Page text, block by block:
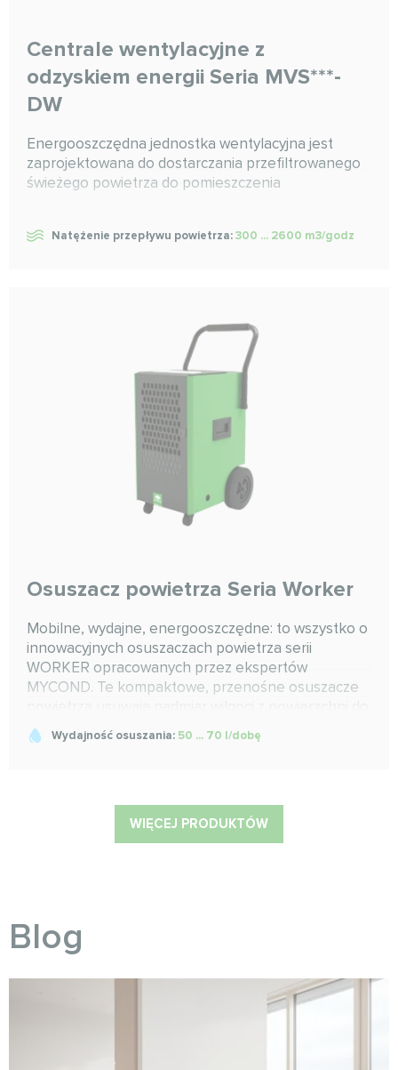
Centrale wentylacyjne z
odzyskiem energii Seria MVS***-
DW
Energooszczędna jednostka wentylacyjna jest
zaprojektowana do dostarczania przefiltrowanego
świeżego powietrza do pomieszczenia
Natężenie przepływu powietrza:300 ... 2600 m3/godz
Osuszacz powietrza Seria Worker
Mobilne, wydajne, energooszczędne: to wszystko o
innowacyjnych osuszaczach powietrza serii
WORKER opracowanych przez ekspertów
MYCOND. Te kompaktowe, przenośne osuszacze
250 m2, oferując jednocześnie niskie zużycie
energii. Osuszacze te mogą być stosowane w
produktów drewnianych lub gipsowych lub
utrzymywania wilgotności w magazynach i
zakładach produkcyjnych
Wydajność osuszania: 50 ... 70 l/dobę
WIĘCEJ PRODUKTÓW
Blog